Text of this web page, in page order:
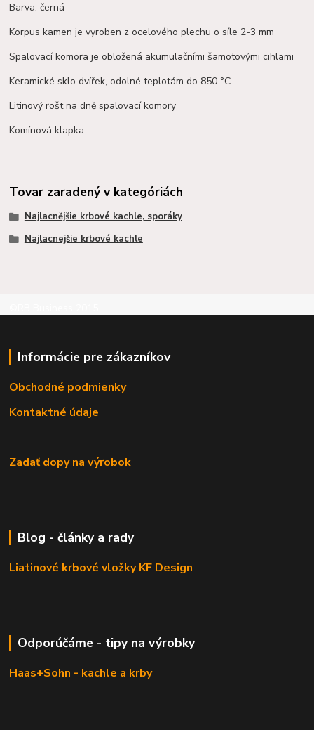
Barva: černá
Korpus kamen je vyroben z ocelového plechu o síle 2-3 mm
Spalovací komora je obložená akumulačními šamotovýmicihlami
Keramické sklo dvířek, odolné teplotám do 850 °C
Litinový rošt na dně spalovací komory
Komínová klapka
Tovar zaradený v kategóriách
Najlacnějšie krbové kachle, sporáky
Najlacnejšie krbové kachle
Informácie pre zákazníkov
Obchodné podmienky
Kontaktné údaje
Zadať dopy na výrobok
Blog - články a rady
Liatinové krbové vložky KF Design
Odporúčáme - tipy na výrobky
Haas+Sohn - kachle a krby